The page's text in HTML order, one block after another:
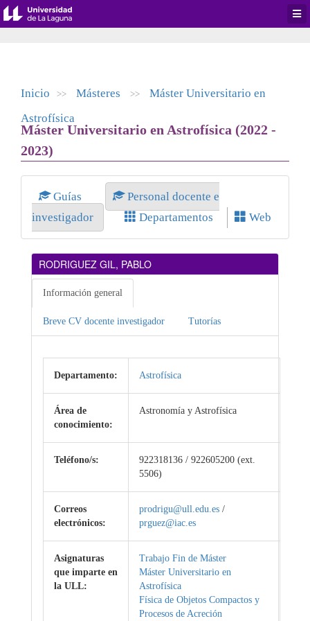
Inicio >> Másteres >>
Máster Universitario en
Astrofísica
Máster Universitario en Astrofísica (2022 -
2023)
Guías
Personal docente e
investigador
Departamentos Web
RODRIGUEZ GIL, PABLO
Información general
Breve CV docente investigador Tutorías
Departamento: Astrofísica
Área de
conocimiento:
Astronomía y Astrofísica
Teléfono/s:
922318136 / 922605200 (ext.
5506)
Correos
electrónicos:
prodrigu@ull.edu.es /
prguez@iac.es
Asignaturas
que imparte en
la ULL:
Trabajo Fin de Máster
Máster Universitario en
Astrofísica
Física de Objetos Compactos y
Procesos de Acreción